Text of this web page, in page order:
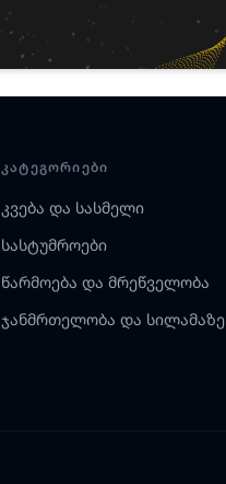
ᲙᲐᲢᲔᲒᲝᲠᲘᲔᲑᲘ
კვება და სასმელი
სასტუმროები
წარმოება და მრეწველობა
ჯანმრთელობა და სილამაზე